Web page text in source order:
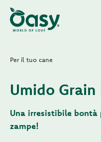
Per il tuo cane
Umido Grain
Una irresistibile
zampe!